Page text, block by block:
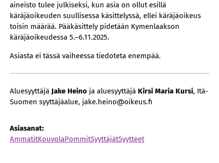
aineisto tulee julkiseksi, kun asia on ollut esillä
käräjäoikeuden suullisessa käsittelyssä, ellei käräjäoikeus
toisin määrää. Pääkäsittely pidetään Kymenlaakson
käräjäoikeudessa 5.–6.11.2025.
Asiasta ei tässä vaiheessa tiedoteta enempää.
Aluesyyttäjä Jake Heino ja aluesyyttäjä Kirsi Maria Kursi, Itä-
Suomen syyttäjäalue, jake.heino@oikeus.fi
Asiasanat:
AmmatitKouvolaPommitSyyttäjätSyytteet